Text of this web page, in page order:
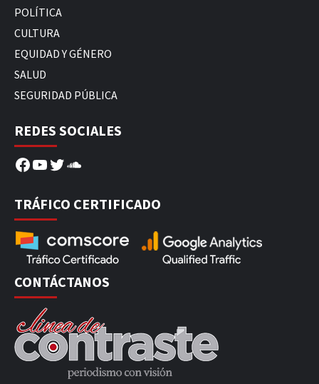
POLÍTICA
CULTURA
EQUIDAD Y GÉNERO
SALUD
SEGURIDAD PÚBLICA
REDES SOCIALES
Facebook
YouTube
Twitter
SoundCloud
TRÁFICO CERTIFICADO
CONTÁCTANOS